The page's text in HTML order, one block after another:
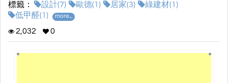
您一輩子的生活~皆在歐德
標籤： 設計(7) 歐德(1) 居家(3)
綠建材(1)
低甲醛(1)
more...
2,032 0